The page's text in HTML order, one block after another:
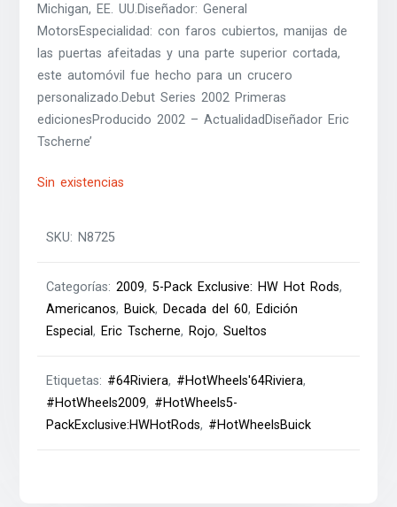
Michigan, EE. UU.Diseñador: General
MotorsEspecialidad: con faros cubiertos, manijas de
las puertas afeitadas y una parte superior cortada,
este automóvil fue hecho para un crucero
personalizado.Debut Series 2002 Primeras
edicionesProducido 2002 – ActualidadDiseñador Eric
Tscherne’
Sin existencias
SKU: N8725
Categorías:2009,5-Pack Exclusive: HW Hot Rods,
Americanos, Buick, Decada del 60, Edición
Especial, Eric Tscherne, Rojo,Sueltos
Etiquetas: #64Riviera, #HotWheels'64Riviera,
#HotWheels2009, #HotWheels5-
PackExclusive:HWHotRods, #HotWheelsBuick